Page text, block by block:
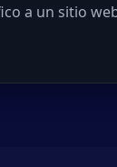
a un sitio